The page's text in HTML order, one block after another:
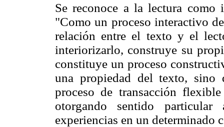
Se reconoce a la lectura
"Como un proceso interactivo
relación entre el texto y el
interiorizarlo, construye su
constituye un proceso
una propiedad del texto, sino
proceso de transacción flexi
otorgando sentido
experiencias en un determinado